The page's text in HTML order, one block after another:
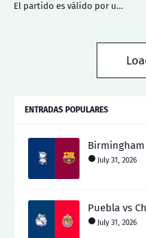
El partido es válido por u…
ENTRADAS POPULARES
Birmingham
July 31, 2026
Puebla vs
July 31, 2026